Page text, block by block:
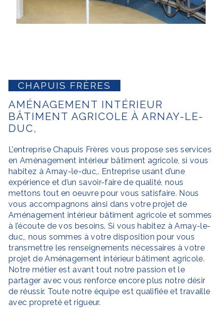
CHAPUIS FRÈRES
AMÉNAGEMENT INTÉRIEUR
BÂTIMENT AGRICOLE À ARNAY-LE-
DUC,
L’entrepriseChapuis Frères vous propose ses services
en Aménagement intérieur bâtiment agricole, si vous
habitez àArnay-le-duc,. Entreprise usant d’une
expérience et d’un savoir-faire de qualité, nous
mettons tout en oeuvre pour vous satisfaire. Nous
vous accompagnons ainsi dans votre projet de
Aménagement intérieur bâtiment agricole et sommes
à l’écoute de vos besoins. Si vous habitez àArnay-le-
duc,, nous sommes à votre disposition pour vous
transmettre les renseignements nécessaires à votre
projet deAménagement intérieur bâtiment agricole.
Notre métier est avant tout notre passion et le
partager avec vous renforce encore plus notre désir
de réussir. Toute notre équipe est qualifiée et travaille
avec propreté et rigueur.